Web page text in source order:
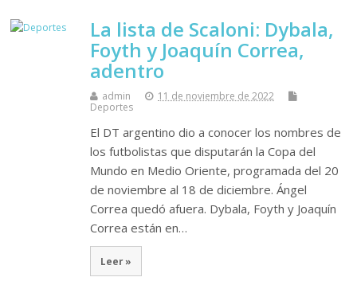
La lista de Scaloni: Dybala,
Foyth y Joaquín Correa,
adentro
admin
11 de noviembre de 2022
Deportes
El DT argentino dio a conocer los nombres de
los futbolistas que disputarán la Copa del
Mundo en Medio Oriente, programada del 20
de noviembre al 18 de diciembre. Ángel
Correa quedó afuera. Dybala, Foyth y Joaquín
Correa están en…
Leer »